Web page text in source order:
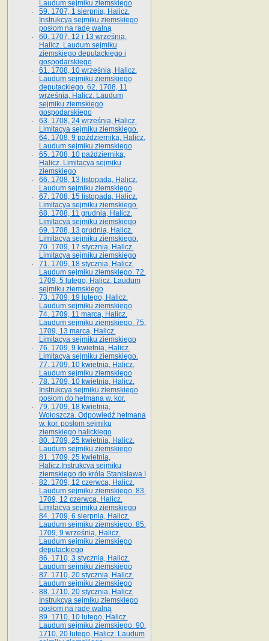
Laudum sejmiku ziemskiego
59. 1707, 1 sierpnia, Halicz.
Instrukcya sejmiku ziemskiego
posłom na radę walną
60. 1707, 12 i 13 września,
Halicz. Laudum sejmiku
ziemskiego deputackiego i
gospodarskiego
61. 1708, 10 września, Halicz.
Laudum sejmiku ziemskiego
deputackiego. 62. 1708, 11
września, Halicz. Laudum
sejmiku ziemskiego
gospodarskiego
63. 1708, 24 września, Halicz.
Limitacya sejmiku ziemskiego.
64. 1708, 9 października, Halicz.
Laudum sejmiku ziemskiego
65­. 1708, 10 października,
Halicz. Limitacya sejmiku
ziemskiego
66. 1708, 13 listopada, Halicz.
Laudum sejmiku ziemskiego
67. 1708, 15 listopada, Halicz.
Limitacya sejmiku ziemskiego.
68. 1708, 11 grudnia, Halicz.
Limitacya sejmiku ziemskiego
69. 1708, 13 grudnia, Halicz.
Limitacya sejmiku ziemskiego.
70. 1709, 17 stycznia, Halicz.
Limitacya sejmiku ziemskiego
71. 1709, 18 stycznia, Halicz.
Laudum sejmiku ziemskiego. 72.
1709, 5 lutego, Halicz. Laudum
sejmiku ziemskiego
73. 1709, 19 lutego, Halicz.
Laudum sejmiku ziemskiego
74. 1709, 11 marca, Halicz.
Laudum sejmiku ziemskiego. 75.
1709, 13 marca, Halicz.
Limitacya sejmiku ziemskiego
76. 1709, 9 kwietnia, Halicz.
Limitacya sejmiku ziemskiego.
77. 1709, 10 kwietnia, Halicz.
Laudum sejmiku ziemskiego
78. 1709, 10 kwietnia, Halicz.
Instrukcya sejmiku ziemskiego
posłom do hetmana w. kor.
79. 1709, 18 kwietnia,
Wołoszcza. Odpowiedź hetmana
w. kor. posłom sejmiku
ziemskiego halickiego
80. 1709, 25 kwietnia, Halicz.
Laudum sejmiku ziemskiego
81. 1709, 25 kwietnia,
Halicz.Instrukcya sejmiku
ziemskiego do króla Stanisława I
82. 1709, 12 czerwca, Halicz.
Laudum sejmiku ziemskiego. 83.
1709, 12 czerwca, Halicz.
Limitacya sejmiku ziemskiego
84. 1709, 6 sierpnia, Halicz.
Laudum sejmiku ziemskiego. 85.
1709, 9 września, Halicz.
Laudum sejmiku ziemskiego
deputackiego
86. 1710, 3 stycznia, Halicz.
Laudum sejmiku ziemskiego
87. 1710, 20 stycznia, Halicz.
Laudum sejmiku ziemskiego
88. 1710, 20 stycznia, Halicz.
Instrukcya sejmiku ziemskiego
posłom na radę walną
89. 1710, 10 lutego, Halicz.
Laudum sejmiku ziemskiego. 90.
1710, 20 lutego, Halicz. Laudum